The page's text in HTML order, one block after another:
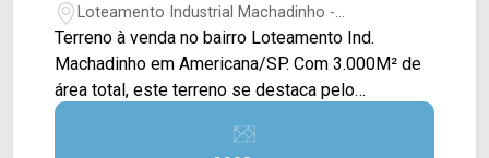
Loteamento Industrial Machadinho -
Americana/SP
Terreno à venda no bairro Loteamento Ind.
Machadinho em Americana/SP. Com 3.000M² de
área total, este terreno se destaca pelo
excelente potencial para projetos comerciais de
médio e grande porte, oferecendo uma área